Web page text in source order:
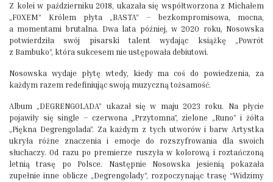
Z kolei w październiku 2018, ukazała się współtworzona z Michałem
„FOXEM” Królem płyta „BASTA” – bezkompromisowa, mocna,
a momentami brutalna. Dwa lata później, w 2020 roku, Nosowska
potwierdziła swój pisarski talent wydając książkę „Powrót
z Bambuko”, która sukcesem nie ustępowała debiutowi.
Nosowska wydaje płytę wtedy, kiedy ma coś do powiedzenia, za
każdym razem redefiniując swoją muzyczną tożsamość.
Album „DEGRENGOLADA” ukazał się w maju 2023 roku. Na płycie
pojawiły się single – czerwona „Przytomna”, zielone „Runo” i żółta
„Piękna Degrengolada”. Za każdym z tych utworów i barw Artystka
ukryła różne znaczenia i emocje do rozszyfrowania dla swoich
słuchaczy. Od razu po premierze ruszyła w kolorową i roztańczoną
letnią trasę po Polsce. Następnie Nosowska jesienią pokazała
zupełnie inne oblicze „Degrengolady”, rozpoczynając trasę “Widzimy